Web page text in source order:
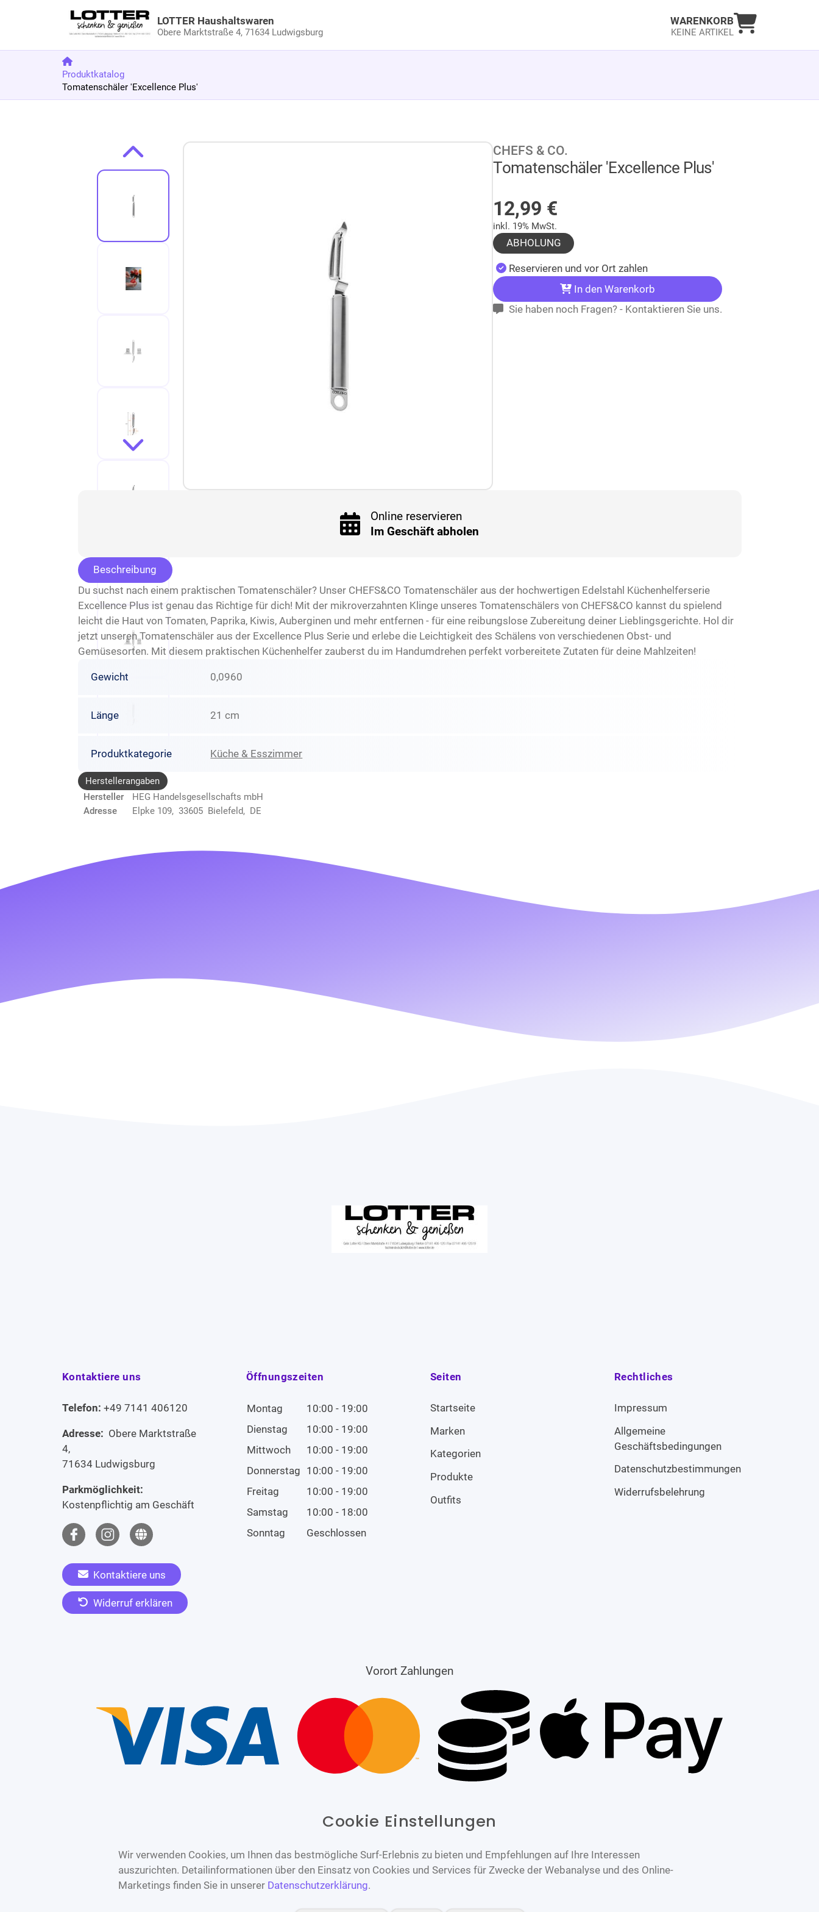
LOTTER Haushaltswaren
Obere Marktstraße 4, 71634 Ludwigsburg
WARENKORB
KEINE ARTIKEL
Warenkorb
Produktkatalog
Tomatenschäler 'Excellence Plus'
Zur Produktbeschreibung springen CHEFS & CO.
Tomatenschäler 'Excellence Plus'
12,99 €
inkl. 19% MwSt.
ABHOLUNG
Reservieren und vor Ort zahlen
In den Warenkorb
Sie haben noch Fragen? - Kontaktieren Sie uns.
Online reservieren
Im Geschäft abholen
Beschreibung
Du suchst nach einem praktischen Tomatenschäler? Unser CHEFS&CO Tomatenschäler aus der hochwertigen Edelstahl Küchenhelferserie
Excellence Plus ist genau das Richtige für dich! Mit der mikroverzahnten Klinge unseres Tomatenschälers von CHEFS&CO kannst du spielend
leicht die Haut von Tomaten, Paprika, Kiwis, Auberginen und mehr entfernen - für eine reibungslose Zubereitung deiner Lieblingsgerichte. Hol dir
jetzt unseren Tomatenschäler aus der Excellence Plus Serie und erlebe die Leichtigkeit des Schälens von verschiedenen Obst- und
Gemüsesorten. Mit diesem praktischen Küchenhelfer zauberst du im Handumdrehen perfekt vorbereitete Zutaten für deine Mahlzeiten!
Gewicht 0,0960
Länge 21 cm
Produktkategorie Küche & Esszimmer
Herstellerangaben
Hersteller
HEG Handelsgesellschafts mbH
Adresse
Elpke 109, 33605 Bielefeld, DE
Kontaktiere uns
Telefon: +49 7141 406120
Adresse: Obere Marktstraße
4,
71634 Ludwigsburg
Parkmöglichkeit:
Kostenpflichtig am Geschäft
Kontaktiere uns
Widerruf erklären
Öffnungszeiten
Montag
10:00 - 19:00
Dienstag
10:00 - 19:00
Mittwoch
10:00 - 19:00
Donnerstag 10:00 - 19:00
Freitag
10:00 - 19:00
Samstag
10:00 - 18:00
Sonntag
Geschlossen
Seiten
Startseite
Marken
Kategorien
Produkte
Outfits
Rechtliches
Impressum
Allgemeine
Geschäftsbedingungen
Datenschutzbestimmungen
Widerrufsbelehrung
Vorort Zahlungen
Cookie Einstellungen
Wir verwenden Cookies, um Ihnen das bestmögliche Surf-Erlebnis zu bieten und Empfehlungen auf Ihre Interessen
auszurichten. Detailinformationen über den Einsatz von Cookies und Services für Zwecke der Webanalyse und des Online-
Marketings finden Sie in unserer Datenschutzerklärung.